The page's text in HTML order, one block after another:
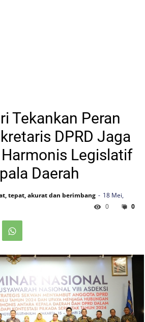
Tekankan Peran
DPRD Jaga
Legislatif
Daerah
tepat, akurat dan berimbang
18 Mei,
0
0